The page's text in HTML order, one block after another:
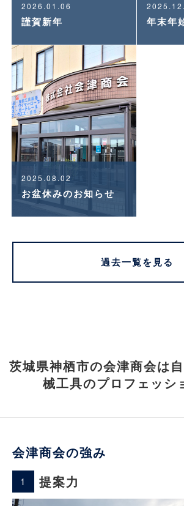
2026.01.06
謹賀新年
2025.08.02
お盆休みのお知らせ
過去一覧を見る
茨城県神栖市の会津商会は
械工具のプロフェッシ
会津商会の強み
1 提案力